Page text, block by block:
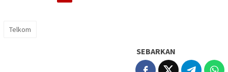
Telkom
SEBARKAN